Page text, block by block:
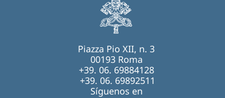
Piazza Pio XII, n. 3
00193 Roma
+39. 06. 69884128
+39. 06. 69892511
Síguenos en